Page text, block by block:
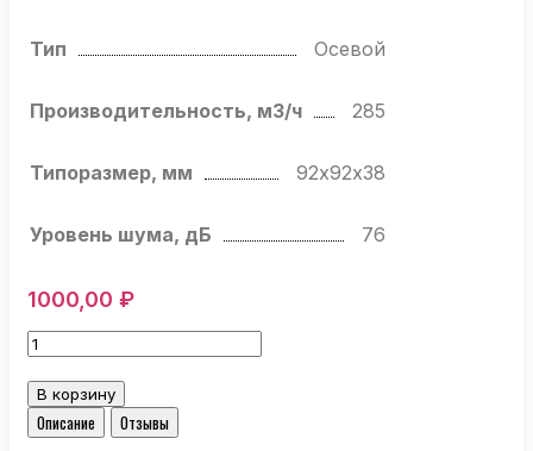
Тип Осевой
Производительность, м3/ч 285
Типоразмер, мм 92х92х38
Уровень шума, дБ 76
1000,00 ₽
Количество
товара
Компактный
вентилятор
Ebmpapst
В корзину
Описание
Отзывы